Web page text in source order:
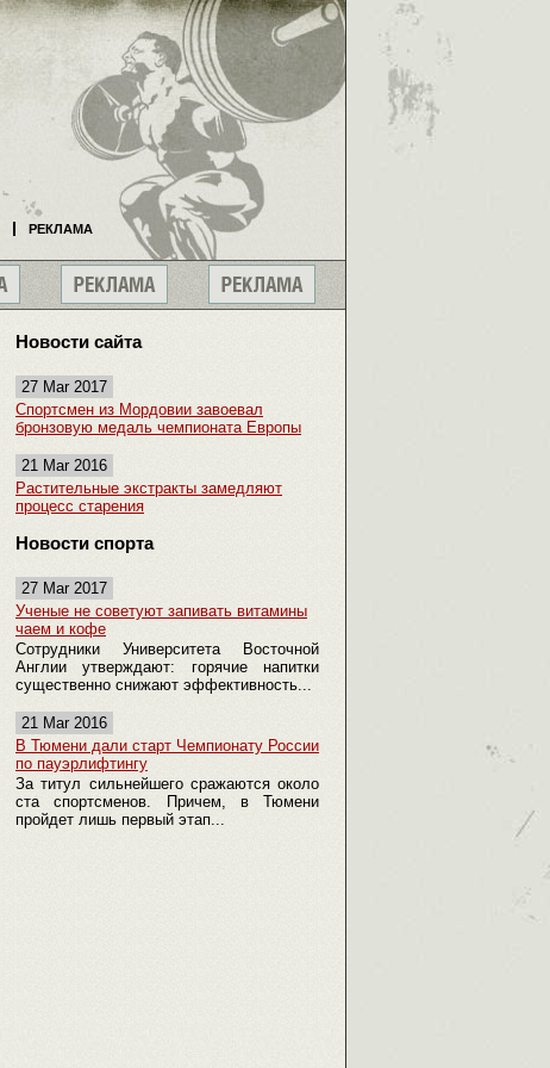
Новости сайта
27 Mar 2017
Спортсмен из Мордовии завоевал
бронзовую медаль чемпионата Европы
21 Mar 2016
Растительные экстракты замедляют
процесс старения
Новости спорта
27 Mar 2017
Ученые не советуют запивать витамины
чаем и кофе
Сотрудники Университета Восточной
Англии утверждают: горячие напитки
существенно снижают эффективность...
21 Mar 2016
В Тюмени дали старт Чемпионату России
по пауэрлифтингу
За титул сильнейшего сражаются около
ста спортсменов. Причем, в Тюмени
пройдет лишь первый этап...
РЕКЛАМА